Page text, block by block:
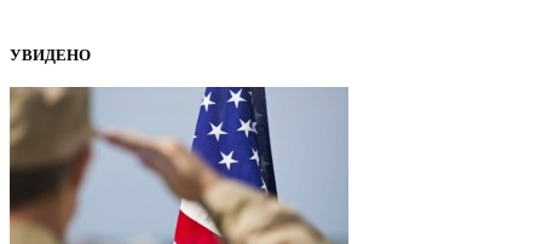
УВИДЕНО